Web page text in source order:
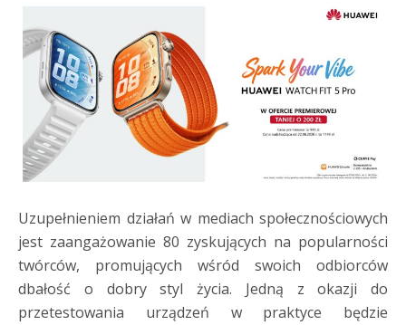
Uzupełnieniem działań w mediach społecznościowych
jest zaangażowanie 80 zyskujących na popularności
twórców, promujących wśród swoich odbiorców
dbałość o dobry styl życia. Jedną z okazji do
przetestowania urządzeń w praktyce będzie